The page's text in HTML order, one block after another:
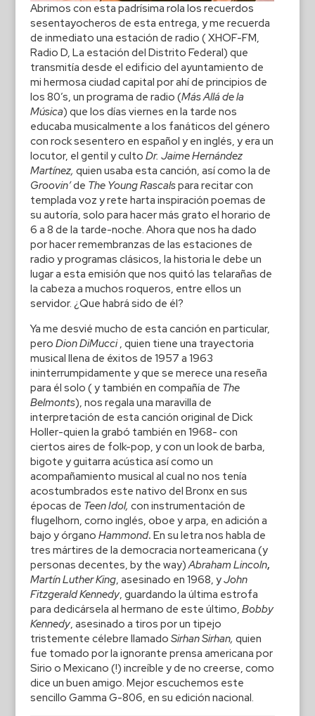
Abrimos con esta padrísima rola los recuerdos
sesentayocheros de esta entrega, y me recuerda
de inmediato una estación de radio ( XHOF-FM,
Radio D, La estación del Distrito Federal) que
transmitía desde el edificio del ayuntamiento de
mi hermosa ciudad capital por ahí de principios de
los 80’s, un programa de radio (Más Allá de la
Música) que los días viernes en la tarde nos
educaba musicalmente a los fanáticos del género
con rock sesentero en español y en inglés, y era un
locutor, el gentil y culto Dr. Jaime Hernández
Martínez, quien usaba esta canción, así como la de
Groovin’de The Young Rascalspara recitar con
templada voz y rete harta inspiración poemas de
su autoría, solo para hacer más grato el horario de
6 a 8 de la tarde-noche. Ahora que nos ha dado
por hacer remembranzas de las estaciones de
radio y programas clásicos, la historia le debe un
lugar a esta emisión que nos quitó las telarañas de
la cabeza a muchos roqueros, entre ellos un
servidor. ¿Que habrá sido de él?
Ya me desvié mucho de esta canción en particular,
pero Dion DiMucci, quien tiene una trayectoria
musical llena de éxitos de 1957 a 1963
ininterrumpidamente y que se merece una reseña
para él solo ( y también en compañía de The
Belmonts), nos regala una maravilla de
interpretación de esta canción original de Dick
Holler-quien la grabó también en 1968- con
ciertos aires de folk-pop, y con un look de barba,
bigote y guitarra acústica así como un
acompañamiento musical al cual no nos tenía
acostumbrados este nativo del Bronx en sus
épocas de Teen Idol, con instrumentación de
flugelhorn, corno inglés, oboe y arpa, en adición a
bajo y órgano Hammond. En su letra nos habla de
tres mártires de la democracia norteamericana (y
personas decentes, by the way)Abraham Lincoln,
Martín Luther King, asesinado en 1968, yJohn
Fitzgerald Kennedy, guardando la última estrofa
para dedicársela al hermano de este último, Bobby
Kennedy, asesinado a tiros por un tipejo
tristemente célebre llamado Sirhan Sirhan, quien
fue tomado por la ignorante prensa americana por
Sirio o Mexicano (!) increíble y de no creerse, como
dice un buen amigo. Mejor escuchemos este
sencillo Gamma G-806, en su edición nacional.